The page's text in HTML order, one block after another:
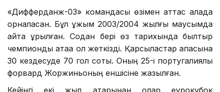
«Дифферданж-03» командасы өзімен аттас қалада
орналасқан. Бұл ұжым 2003/2004 жылғы маусымда
қайта құрылған. Содан бері өз тарихында былтыр
чемпиондық атаққа қол жеткізді. Қарсыластар қақпасына
30 кездесуде 70 гол соқты. Оның 25-і португалиялық
форвард Жоржиньоның еншісіне жазылған.
Кейінгі екі жыл қатарынан олар еурокубок